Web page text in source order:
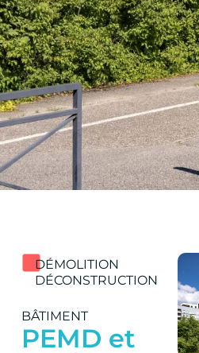
DÉMOLITION
DÉCONSTRUCTION
BÂTIMENT
PEMD et